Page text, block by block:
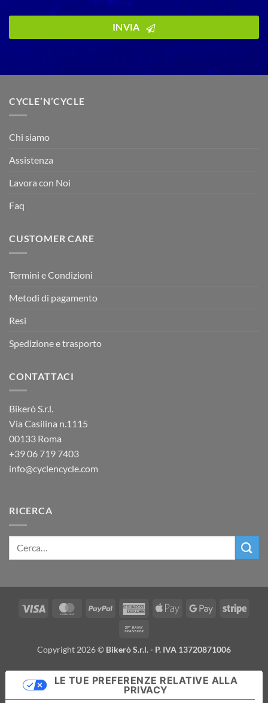
INVIA
CYCLE’N’CYCLE
Chi siamo
Assistenza
Lavora con Noi
Faq
CUSTOMER CARE
Termini e Condizioni
Metodi di pagamento
Resi
Spedizione e trasporto
CONTATTACI
Bikerò S.r.l.
Via Casilina n.1115
00133 Roma
+3906 719 7403
info@cyclencycle.com
RICERCA
Visa MasterCardPayPal
AmericanApple
Google
Stripe
Copyright 2026 © Bikerò S.r.l. - P. IVA 13720871006
LE TUE PREFERENZE RELATIVE ALLA
PRIVACY